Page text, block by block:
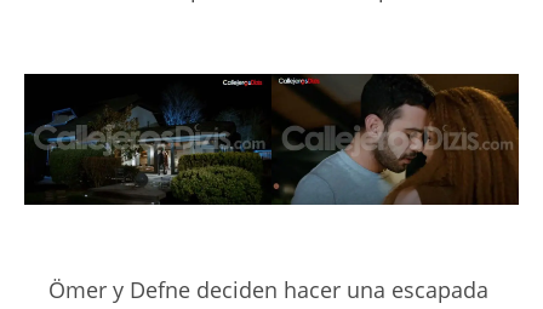
Ömer y Defne deciden hacer una escapada